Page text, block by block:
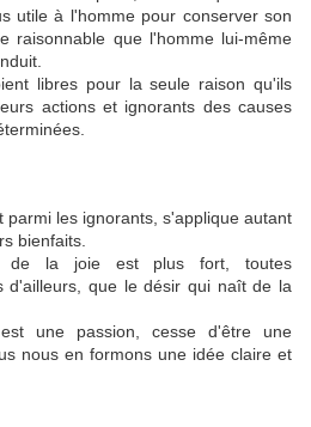
utile à l'homme pour conserver son
raisonnable que l'homme lui-même
libres pour la seule raison qu'ils
actions et ignorants des causes
parmi les ignorants, s'applique autant
bienfaits.
de la joie est plus fort, toutes
d'ailleurs, que le désir qui naît de la
une passion, cesse d'être une
nous en formons une idée claire et